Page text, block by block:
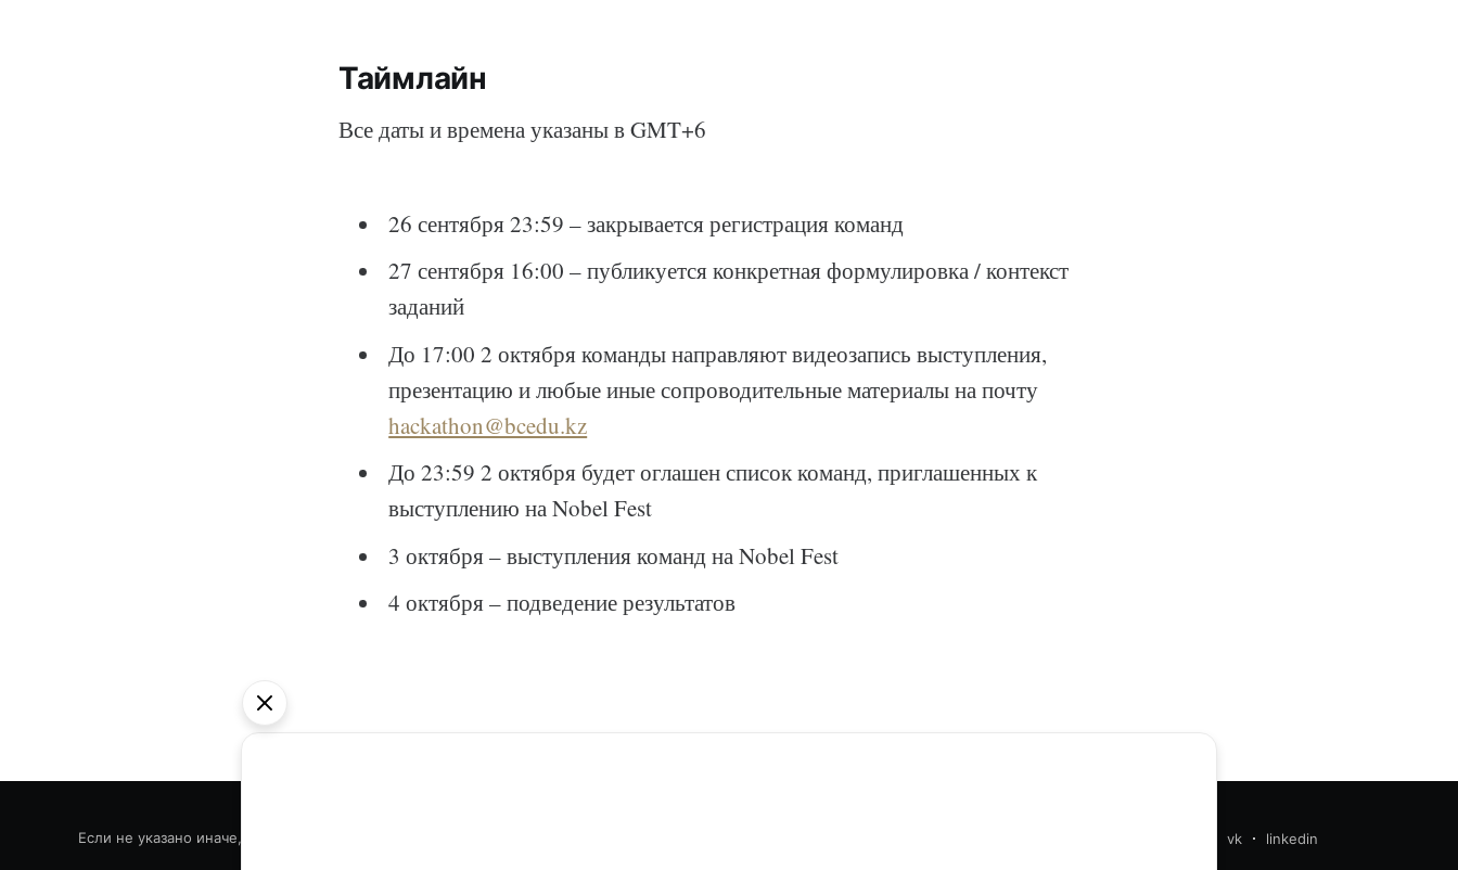
Таймлайн
Все даты и времена указаны в GMT+6
26 сентября 23:59 – закрывается регистрация команд
27 сентября 16:00 – публикуется конкретная формулировка / контекст
заданий
До 17:00 2 октября команды направляют видеозапись выступления,
презентацию и любые иные сопроводительные материалы на почту
hackathon@bcedu.kz
До 23:59 2 октября будет оглашен список команд, приглашенных к
выступлению на Nobel Fest
3 октября – выступления команд на Nobel Fest
4 октября – подведение результатов
Если не указано иначе, все текстовые материалы блога vk
linkedin